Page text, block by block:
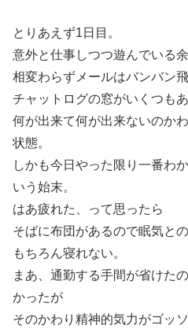
とりあえず1日目。
意外と仕事しつつ遊んでいる余
相変わらずメールはバンバン
チャットログの窓がいくつも
何が出来て何が出来ないのか
状態。
しかも今日やった限り一番わ
いう始末。
はあ疲れた、って思ったら
そばに布団があるので眠気と
もちろん寝れない。
まあ、通勤する手間が省けた
かったが
そのかわり精神的気力がゴッ